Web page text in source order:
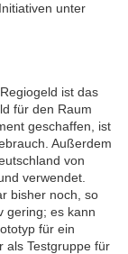
unter
ist das
für den Raum
geschaffen, ist
Außerdem
von
verwendet.
bisher noch, so
gering; es kann
für ein
als Testgruppe für